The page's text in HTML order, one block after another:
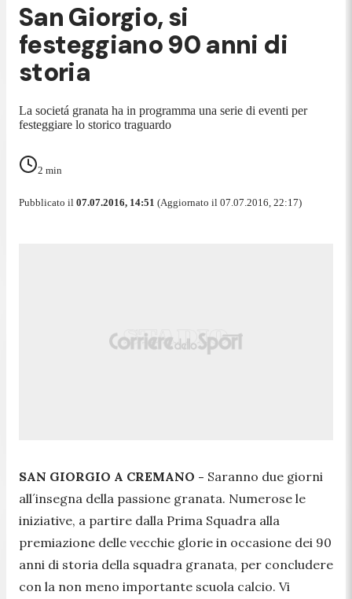
San Giorgio, si
festeggiano 90 anni di
storia
La societá granata ha in programma una serie di eventi per
festeggiare lo storico traguardo
2 min
Pubblicato il 07.07.2016, 14:51 (Aggiornato il 07.07.2016, 22:17)
SAN GIORGIO A CREMANO - Saranno due giorni
all´insegna della passione granata. Numerose le
iniziative, a partire dalla Prima Squadra alla
premiazione delle vecchie glorie in occasione dei 90
anni di storia della squadra granata, per concludere
con la non meno importante scuola calcio. Vi